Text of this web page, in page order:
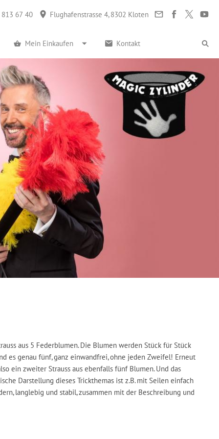
67 40 Flughafenstrasse 4, 8302 Kloten
Mein Einkaufen Kontakt
aus 5 Federblumen. Die Blumen werden Stück für Stück
es genau fünf, ganz einwandfrei, ohne jeden Zweifel! Erneut
ein zweiter Strauss aus ebenfalls fünf Blumen. Und das
Darstellung dieses Trickthemas ist z.B. mit Seilen einfach
langlebig und stabil, zusammen mit der Beschreibung und